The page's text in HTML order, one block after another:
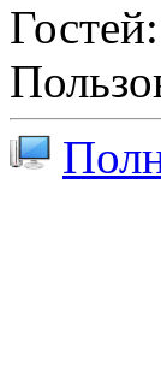
Гостей: